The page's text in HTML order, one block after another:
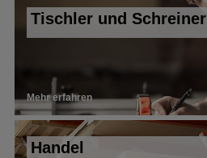
Tischler und Schreiner
Mehr erfahren
Handel